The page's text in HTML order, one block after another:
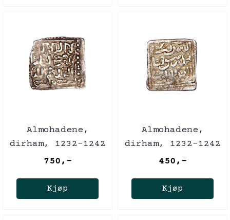
Almohadene,
dirham, 1232-1242
750,-
Kjøp
Almohadene,
dirham, 1232-1242
450,-
Kjøp